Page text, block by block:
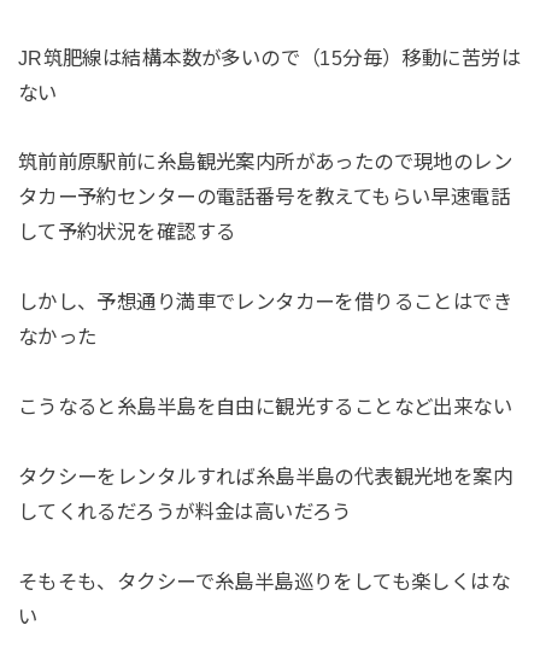
JR筑肥線は結構本数が多いので（15分毎）移動に苦労は
ない
筑前前原駅前に糸島観光案内所があったので現地のレン
タカー予約センターの電話番号を教えてもらい早速電話
して予約状況を確認する
しかし、予想通り満車でレンタカーを借りることはでき
なかった
こうなると糸島半島を自由に観光することなど出来ない
タクシーをレンタルすれば糸島半島の代表観光地を案内
してくれるだろうが料金は高いだろう
そもそも、タクシーで糸島半島巡りをしても楽しくはな
い